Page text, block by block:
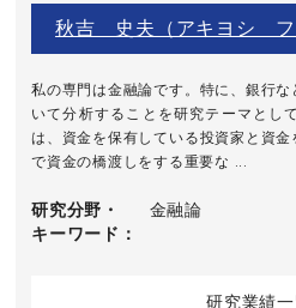
秋吉 史夫（アキヨシ フ
私の専門は金融論です。特に、銀行
いて分析することを研究テーマとし
は、資金を保有している投資家と資
で資金の橋渡しをする重要な ...
研究分野・
キーワード
金融論
研究業績